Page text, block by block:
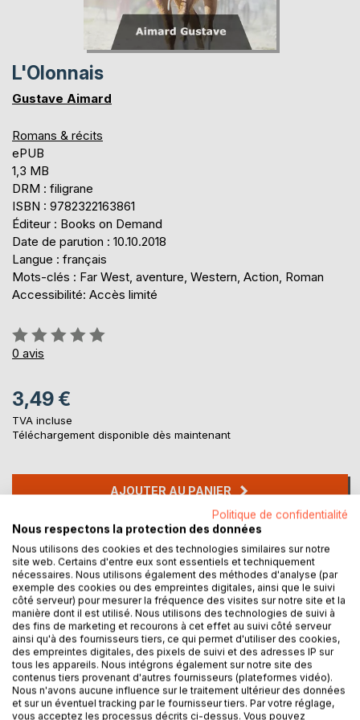
L'Olonnais
Gustave Aimard
Romans & récits
ePUB
1,3 MB
DRM : filigrane
ISBN : 9782322163861
Éditeur : Books on Demand
Date de parution : 10.10.2018
Langue : français
Mots-clés : Far West, aventure, Western, Action, Roman
Accessibilité: Accès limité
Évaluation:
0%
0 avis
3,49 €
TVA incluse
Téléchargement disponible dès maintenant
AJOUTER AU PANIER
Ajouter à ma liste d'envies
Laisser un avis
DESCRIPTION
Politique de confidentialité
Nous respectons la protection des données
Nous utilisons des cookies et des technologies similaires sur notre
site web. Certains d'entre eux sont essentiels et techniquement
nécessaires. Nous utilisons également des méthodes d'analyse (par
exemple des cookies ou des empreintes digitales, ainsi que le suivi
côté serveur) pour mesurer la fréquence des visites sur notre site et la
manière dont il est utilisé. Nous utilisons des technologies de suivi à
des fins de marketing et recourons à cet effet au suivi côté serveur
ainsi qu'à des fournisseurs tiers, ce qui permet d'utiliser des cookies,
des empreintes digitales, des pixels de suivi et des adresses IP sur
tous les appareils. Nous intégrons également sur notre site des
contenus tiers provenant d'autres fournisseurs (plateformes vidéo).
Nous n'avons aucune influence sur le traitement ultérieur des données
et sur un éventuel tracking par le fournisseur tiers. Par votre réglage,
vous acceptez les processus décrits ci-dessus. Vous pouvez